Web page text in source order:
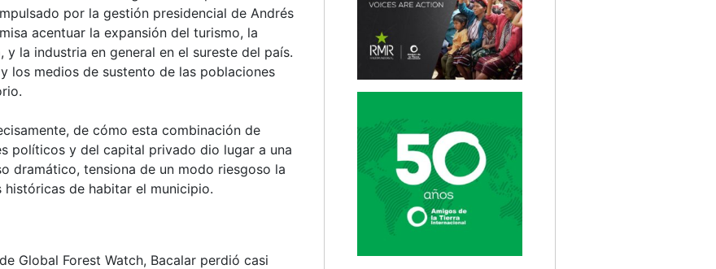
por la gestión presidencial de Andrés
acentuar la expansión del turismo, la
la industria en general en el sureste del país.
los medios de sustento de las poblaciones
de cómo esta combinación de
políticos y del capital privado dio lugar a una
dramático, tensiona de un modo riesgoso la
de habitar el municipio.
Global Forest Watch, Bacalar perdió casi